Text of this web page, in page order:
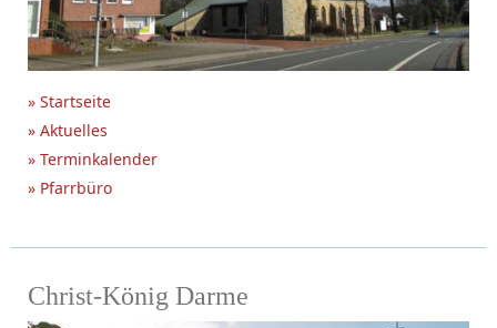
» Startseite
» Aktuelles
» Terminkalender
» Pfarrbüro
Christ-König Darme